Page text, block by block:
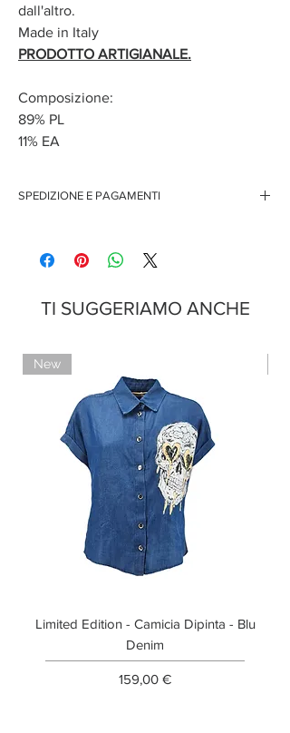
dall'altro.
Made in Italy
PRODOTTO ARTIGIANALE.
Composizione:
89% PL
11% EA
SPEDIZIONE E PAGAMENTI
TI SUGGERIAMO ANCHE
New
Limited Edition - Camicia Dipinta - Blu
Denim
Prezzo
159,00 €